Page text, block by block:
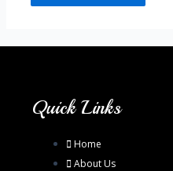
Quick Links
Home
About Us